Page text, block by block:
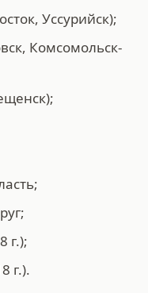
Уссурийск);
Комсомольск-
г.);
г.).